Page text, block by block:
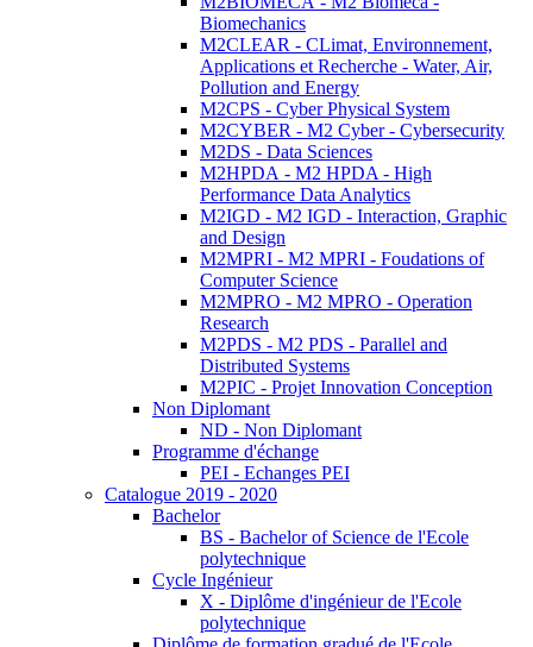
Biomechanics
M2CLEAR - CLimat, Environnement,
Applications et Recherche - Water, Air,
Pollution and Energy
M2CPS - Cyber Physical System
M2CYBER - M2 Cyber - Cybersecurity
M2DS - Data Sciences
M2HPDA - M2 HPDA - High
Performance Data Analytics
M2IGD - M2 IGD - Interaction, Graphic
and Design
M2MPRI - M2 MPRI - Foudations of
Computer Science
M2MPRO - M2 MPRO - Operation
Research
M2PDS - M2 PDS - Parallel and
Distributed Systems
M2PIC - Projet Innovation Conception
Non Diplomant
ND - Non Diplomant
Programme d'échange
PEI - Echanges PEI
Catalogue 2019 - 2020
Bachelor
BS - Bachelor of Science de l'Ecole
polytechnique
Cycle Ingénieur
X - Diplôme d'ingénieur de l'Ecole
polytechnique